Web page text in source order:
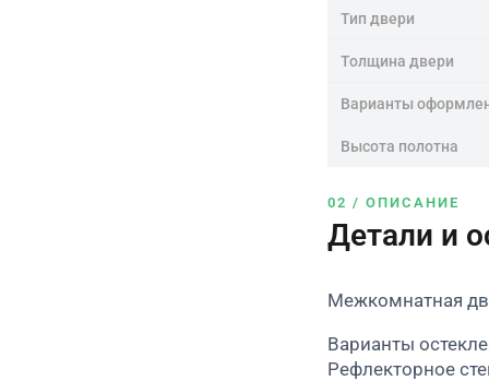
Тип двери
Толщина двери
Варианты
Высота полотна
02 / ОПИСАНИЕ
Детали и
Межкомнатная
Варианты
Рефлекторное